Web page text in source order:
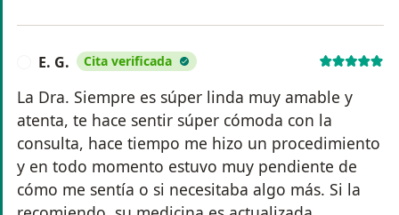
E. G. Cita verificada
La Dra. Siempre es súper linda muy amable y
atenta, te hace sentir súper cómoda con la
consulta, hace tiempo me hizo un procedimiento
y en todo momento estuvo muy pendiente de
cómo me sentía o si necesitaba algo más. Si la